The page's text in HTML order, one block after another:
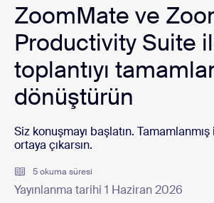
ZoomMate ve
Productivity Suite
toplantıyı
dönüştürün
Siz konuşmayı başlatın.
ortaya çıkarsın.
5 okuma süresi
Yayınlanma tarihi 1 Haziran 2026